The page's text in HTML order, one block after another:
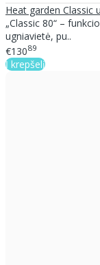
Heat garden Classic
„Classic 80“ –
ugniavietė, pu..
€13089
Į krepšelį